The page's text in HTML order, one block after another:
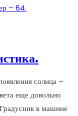
солнца –
еще довольно
в машине